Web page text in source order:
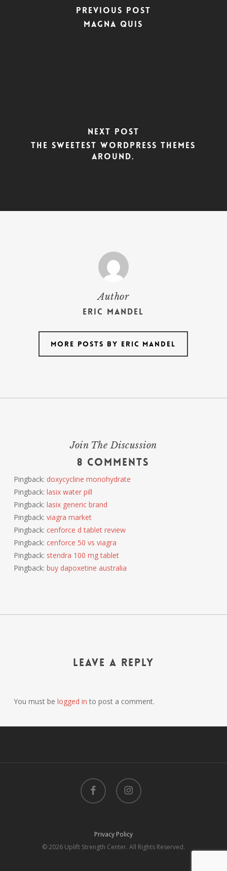
Previous Post
Magna Quis
Next Post
The Sweetest WordPress Themes
Around.
Author
Eric Mandel
More posts by Eric Mandel
Join The Discussion
8 Comments
Pingback: doxycycline monohydrate
Pingback: lasix water pill
Pingback: lasix generic brand
Pingback: viagra market
Pingback: cenforce d tablet review
Pingback: cenforce 50 vs viagra
Pingback: stendra 100 mg tablet
Pingback: buy dapoxetine australia
Leave a Reply
You must be logged in to post a comment.
facebook instagram
Privacy Policy
© 2026 Uplift Strength Center. All Rights Reserved.